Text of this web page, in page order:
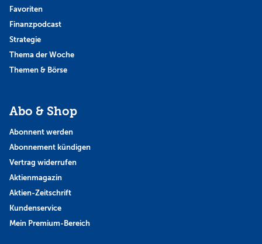
Favoriten
Finanzpodcast
Strategie
Thema der Woche
Themen & Börse
Abo & Shop
Abonnent werden
Abonnement kündigen
Vertrag widerrufen
Aktienmagazin
Aktien-Zeitschrift
Kundenservice
Mein Premium-Bereich